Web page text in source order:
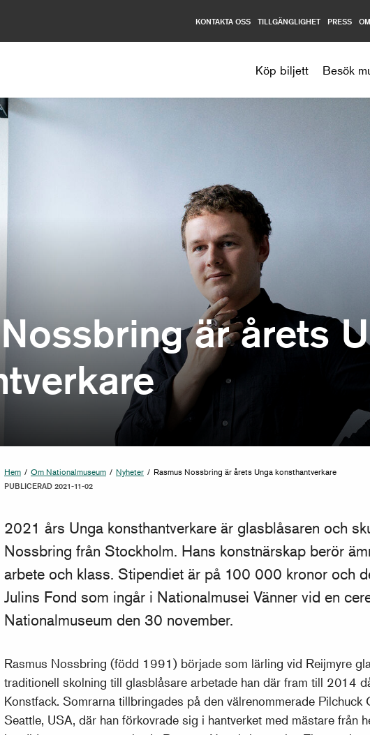
Köp biljett Besök
KONTAKTA OSS TILLGÄNGLIGHET PRESS
är årets
Hem / Om Nationalmuseum / Nyheter / Rasmus Nossbring är årets Unga konsthantverkare
PUBLICERAD 2021-11-02
2021 års Unga konsthantverkare är glasblåsaren och
Nossbring från Stockholm. Hans konstnärskap berör
arbete och klass. Stipendiet är på 100 000 kronor och
Julins Fond som ingår i Nationalmusei Vänner vid en
Nationalmuseum den 30 november.
Rasmus Nossbring (född 1991) började som lärling vid Reijmyre
traditionell skolning till glasblåsare arbetade han där fram till 2014
Konstfack. Somrarna tillbringades på den välrenommerade Pilchuck
Seattle, USA, där han förkovrade sig i hantverket med mästare från